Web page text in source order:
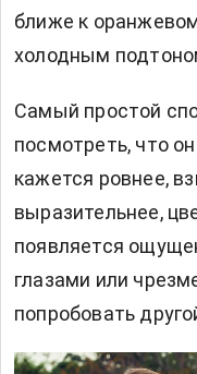
ближе к
холодным
Самый простой
посмотреть, что
кажется ровнее,
выразительнее,
появляется
глазами или
попробовать